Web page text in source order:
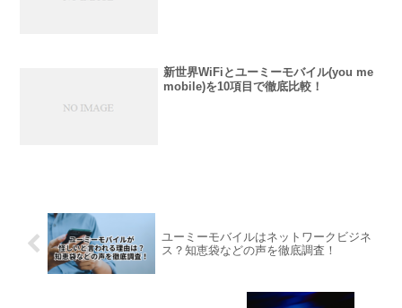
新世界WiFiとユーミーモバイル(you me
mobile)を10項目で徹底比較！
ユーミーモバイルはネットワークビジネ
ス？知恵袋などの声を徹底調査！